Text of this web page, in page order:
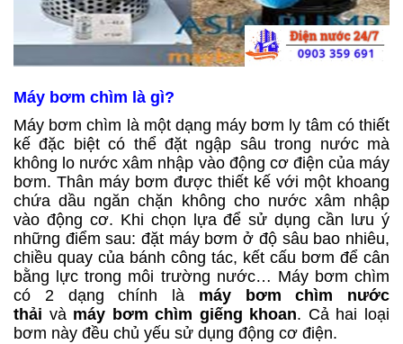
Máy bơm chìm là gì?
Máy bơm chìm là một dạng máy bơm ly tâm có thiết
kế đặc biệt có thể đặt ngập sâu trong nước mà
không lo nước xâm nhập vào động cơ điện của máy
bơm. Thân máy bơm được thiết kế với một khoang
chứa dầu ngăn chặn không cho nước xâm nhập
vào động cơ. Khi chọn lựa để sử dụng cần lưu ý
những điểm sau: đặt máy bơm ở độ sâu bao nhiêu,
chiều quay của bánh công tác, kết cấu bơm để cân
bằng lực trong môi trường nước… Máy bơm chìm
có 2 dạng chính là máy bơm chìm nước
thải và máy bơm chìm giếng khoan. Cả hai loại
bơm này đều chủ yếu sử dụng động cơ điện.